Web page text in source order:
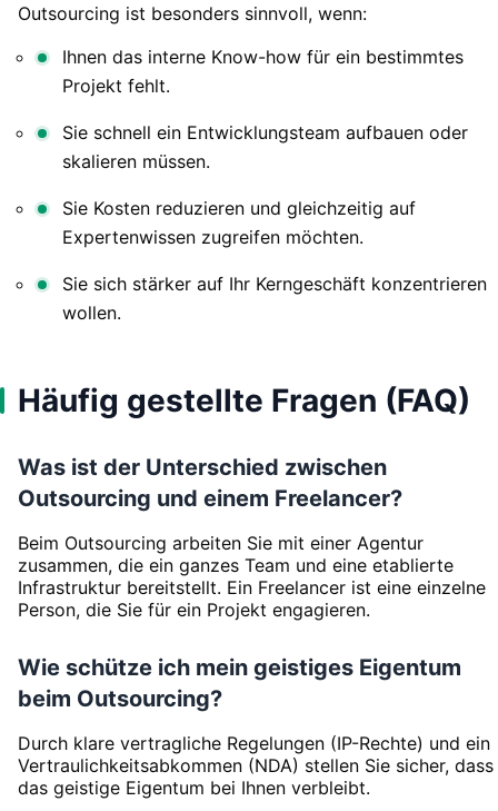
Outsourcing ist besonders sinnvoll, wenn:
Ihnen das interne Know-how für ein bestimmtes
Projekt fehlt.
Sie schnell ein Entwicklungsteam aufbauen oder
skalieren müssen.
Sie Kosten reduzieren und gleichzeitig auf
Expertenwissen zugreifen möchten.
Sie sich stärker auf Ihr Kerngeschäft konzentrieren
wollen.
Häufig gestellte Fragen (FAQ)
Was ist der Unterschied zwischen
Outsourcing und einem Freelancer?
Beim Outsourcing arbeiten Sie mit einer Agentur
zusammen, die ein ganzes Team und eine etablierte
Infrastruktur bereitstellt. Ein Freelancer ist eine einzelne
Person, die Sie für ein Projekt engagieren.
Wie schütze ich mein geistiges Eigentum
beim Outsourcing?
Durch klare vertragliche Regelungen (IP-Rechte) und ein
Vertraulichkeitsabkommen (NDA) stellen Sie sicher, dass
das geistige Eigentum bei Ihnen verbleibt.